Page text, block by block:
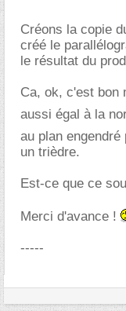
Créons la copie
créé le
le résultat du
Ca, ok, c'est bon
aussi égal à la
au plan engendré
un trièdre.
Est-ce que ce
Merci d'avance !
-----